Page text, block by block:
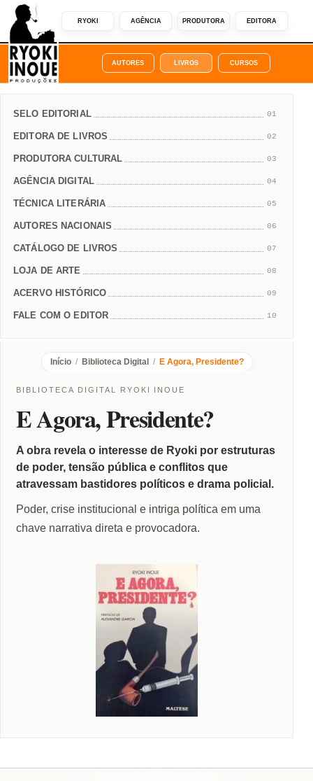
RYOKI AGÊNCIA PRODUTORA EDITORA
AUTORES LIVROS CURSOS
SELO EDITORIAL 01
EDITORA DE LIVROS 02
PRODUTORA CULTURAL 03
AGÊNCIA DIGITAL 04
TÉCNICA LITERÁRIA 05
AUTORES NACIONAIS 06
CATÁLOGO DE LIVROS 07
LOJA DE ARTE 08
ACERVO HISTÓRICO 09
FALE COM O EDITOR 10
Início / Biblioteca Digital / E Agora, Presidente?
BIBLIOTECA DIGITAL RYOKI INOUE
E Agora, Presidente?
A obra revela o interesse de Ryoki por estruturas
de poder, tensão pública e conflitos que
atravessam bastidores políticos e drama policial.
Poder, crise institucional e intriga política em uma
chave narrativa direta e provocadora.